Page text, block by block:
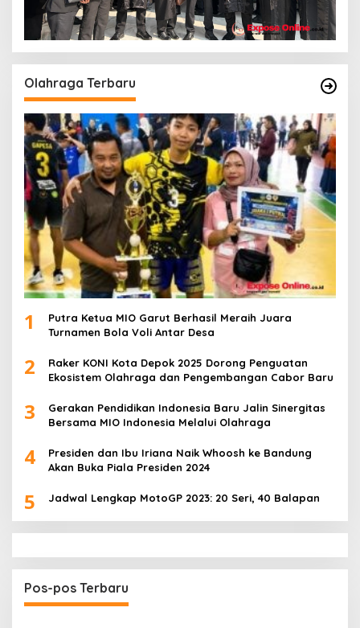
Olahraga Terbaru
1
Putra Ketua MIO Garut Berhasil Meraih Juara
Turnamen Bola Voli Antar Desa
2
Raker KONI Kota Depok 2025 Dorong Penguatan
Ekosistem Olahraga dan Pengembangan Cabor Baru
3
Gerakan Pendidikan Indonesia Baru Jalin Sinergitas
Bersama MIO Indonesia Melalui Olahraga
4
Presiden dan Ibu Iriana Naik Whoosh ke Bandung
Akan Buka Piala Presiden 2024
5 Jadwal Lengkap MotoGP 2023: 20 Seri, 40 Balapan
Pos-pos Terbaru